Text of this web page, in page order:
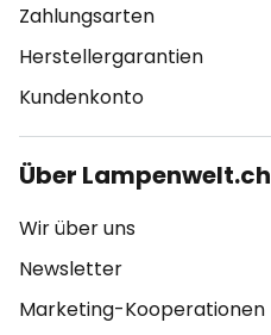
Zahlungsarten
Herstellergarantien
Kundenkonto
Über Lampenwelt.ch
Wir über uns
Newsletter
Marketing-Kooperationen